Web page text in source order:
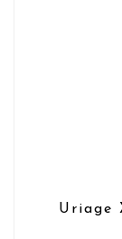
Uriage